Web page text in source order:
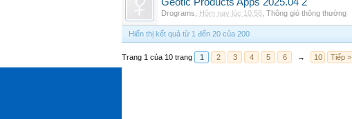
Drograms Hôm nay lúc 10:56 Thông gió thông thường
Hiển thị kết quả từ 1 đến 20 của 200
Trang 1 của 10 trang 1 2 3 4 5 6 → 10 Tiếp >